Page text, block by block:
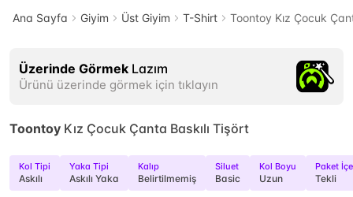
Ana Sayfa Giyim Üst Giyim T-Shirt Toontoy Kız Çocuk
Üzerinde Görmek Lazım
Ürünü üzerinde görmek için tıklayın
Toontoy Kız Çocuk Çanta Baskılı Tişört
Kol Tipi
Askılı
Yaka Tipi
Askılı Yaka
Kalıp
Belirtilmemiş
Siluet
Basic
Kol Boyu
Uzun
Paket
Tekli